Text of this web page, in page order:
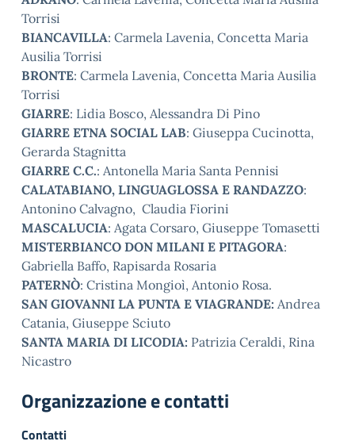
Torrisi
BIANCAVILLA: Carmela Lavenia, Concetta Maria
Ausilia Torrisi
BRONTE: Carmela Lavenia, Concetta Maria Ausilia
Torrisi
GIARRE: Lidia Bosco, Alessandra Di Pino
GIARRE ETNA SOCIAL LAB: Giuseppa Cucinotta,
Gerarda Stagnitta
GIARRE C.C.: Antonella Maria Santa Pennisi
CALATABIANO, LINGUAGLOSSA E RANDAZZO:
Antonino Calvagno, Claudia Fiorini
MASCALUCIA: Agata Corsaro, Giuseppe Tomasetti
MISTERBIANCO DON MILANI E PITAGORA:
Gabriella Baffo, Rapisarda Rosaria
PATERNÒ: Cristina Mongioì, Antonio Rosa.
SAN GIOVANNI LA PUNTA E VIAGRANDE: Andrea
Catania, Giuseppe Sciuto
SANTA MARIA DI LICODIA: Patrizia Ceraldi, Rina
Nicastro
Organizzazione e contatti
Contatti